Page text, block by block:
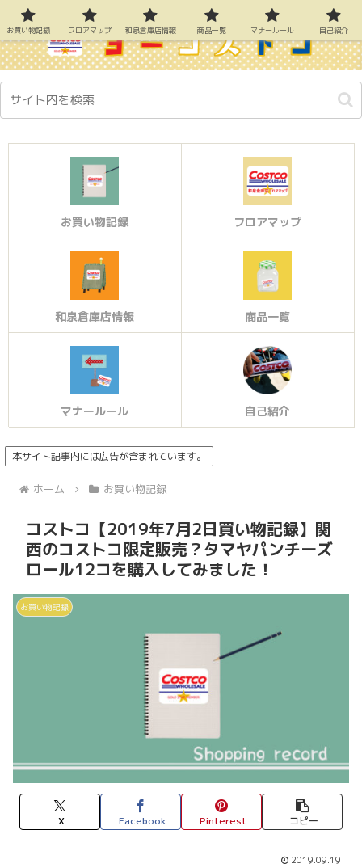
お買い物記録 フロアマップ
和泉倉庫店情報 商品一覧
マナールール 自己紹介
本サイト記事内には広告が含まれています。
ホーム お買い物記録
コストコ【2019年7月2日買い物記録】関
西のコストコ限定販売？タマヤパンチーズ
ロール12コを購入してみました！
お買い物記録
X Facebook Pinterest コピー
2019.09.19
お買い物記録 フロアマップ 和泉倉庫店情報 商品一覧 マナールール 自己紹介